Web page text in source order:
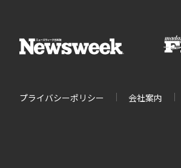
プライバシーポリシー 会社案内